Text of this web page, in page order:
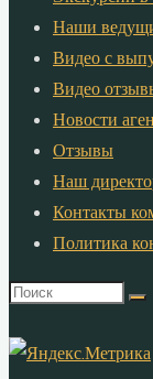
Наши
Видео с
Видео
Новости
Отзывы
Наш
Контакты
Политика
Что